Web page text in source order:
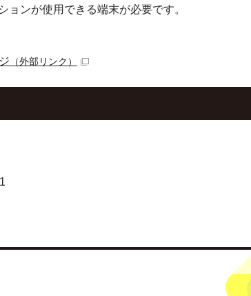
ョンが使用できる端末が必要です。
（外部リンク）